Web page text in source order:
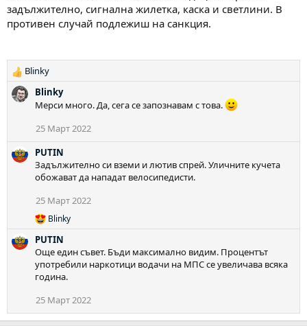
задължително, сигнална жилетка, каска и светлини. В
противен случай подлежиш на санкция.
Р
е
а
и
:
Blinky
Blinky
Мерси много. Да, сега се запознавам с това.
25 Март 2022
PUTIN
Задължително си вземи и лютив спрей. Уличните кучета
обожават да нападат велосипедисти.
25 Март 2022
Р
е
а
к
ц
и
:
Blinky
PUTIN
Още един съвет. Бъди максимално видим. Процентът
употребили наркотици водачи на МПС се увеличава всяка
година.
25 Март 2022